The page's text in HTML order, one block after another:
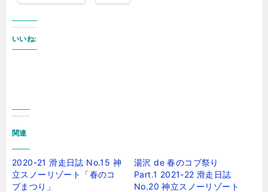
いいね:
関連
2020-21 滑走日誌 No.15 神
立スノーリゾート「春のコ
ブまつり」
湯沢 de 春のコブ祭り
Part.1 2021-22 滑走日誌
No.20 神立スノーリゾート